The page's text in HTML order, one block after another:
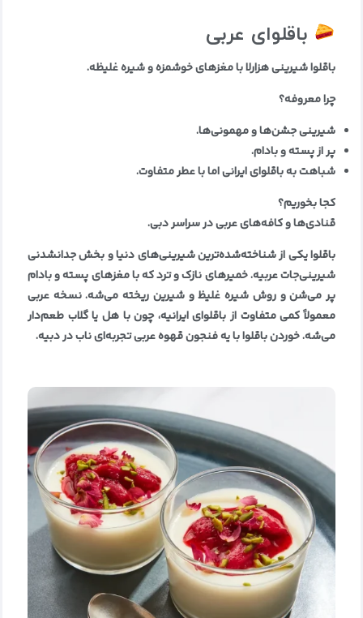
باقلوای عربی
باقلوا شیرینی هزارلا با مغزهای خوشمزه و شیره غلیظه.
چرا معروفه؟
شیرینی جشن‌ها و مهمونی‌ها.
پر از پسته و بادام.
شباهت به باقلوای ایرانی اما با عطر متفاوت.
کجا بخوریم؟
قنادی‌ها و کافه‌های عربی در سراسر دبی.
باقلوا یکی از شناخته‌شده‌ترین شیرینی‌های دنیا و بخش جدانشدنی
شیرینی‌جات عربیه. خمیرهای نازک و ترد که با مغزهای پسته و بادام
پر می‌شن و روش شیره غلیظ و شیرین ریخته می‌شه. نسخه عربی
معمولاً کمی متفاوت از باقلوای ایرانیه، چون با هل یا گلاب طعم‌دار
می‌شه. خوردن باقلوا با یه فنجون قهوه عربی تجربه‌ای ناب در دبیه.